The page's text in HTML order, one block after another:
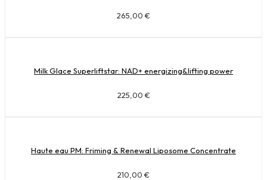
265,00 €
Milk Glace Superliftstar: NAD+ energizing&lifting power
225,00 €
Haute eau PM: Friming & Renewal Liposome Concentrate
210,00 €